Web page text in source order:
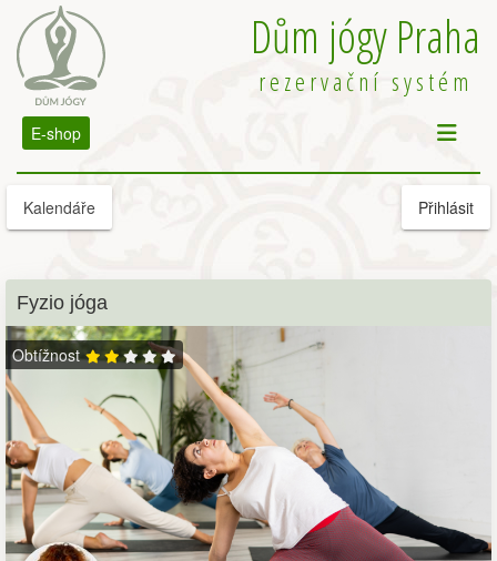
Dům jógy Praha
rezervační systém
E-shop
Kalendáře Přihlásit
Fyzio jóga
Obtížnost